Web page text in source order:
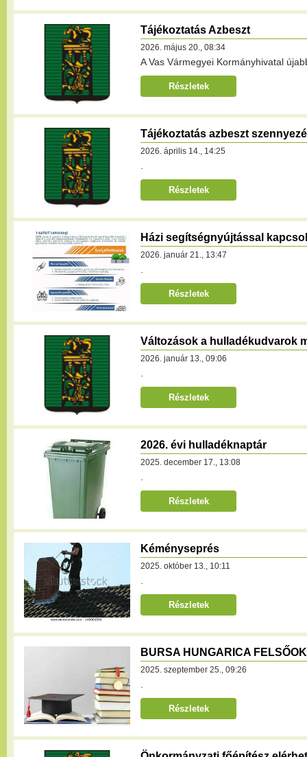
Tájékoztatás Azbeszt
2026. május 20., 08:34
A Vas Vármegyei Kormányhivatal
Részletek
Tájékoztatás azbeszt
2026. április 14., 14:25
Részletek
Házi segítségnyújtással
2026. január 21., 13:47
Részletek
Változások a hulladékudvarok
2026. január 13., 09:06
Részletek
2026. évi hulladéknaptár
2025. december 17., 13:08
Részletek
Kéményseprés
2025. október 13., 10:11
Részletek
BURSA HUNGARICA
2025. szeptember 25., 09:26
Részletek